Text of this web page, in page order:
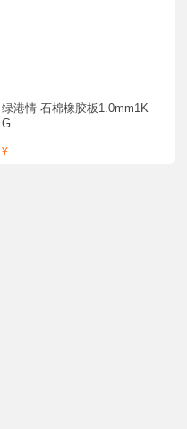
绿港情 石棉橡胶板1.0mm1K
G
¥